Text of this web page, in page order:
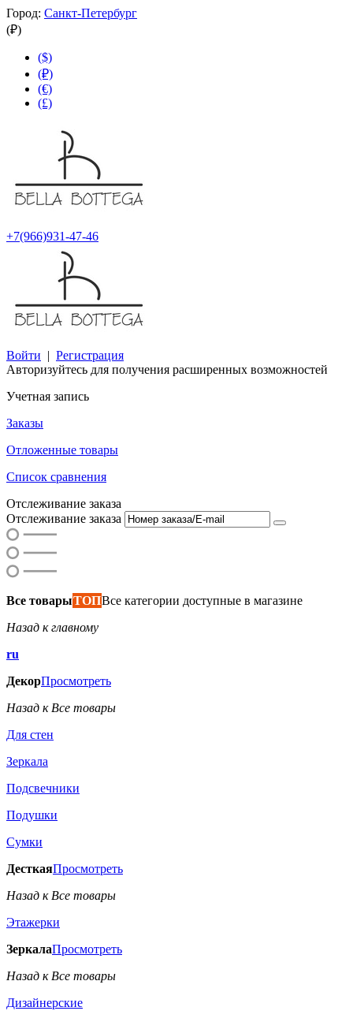
Город: Санкт-Петербург
(₽)
($)
(₽)
(€)
(£)
+7(966)931-47-46
Войти | Регистрация
Авторизуйтесь для получения расширенных возможностей
Учетная запись
Заказы
Отложенные товары
Список сравнения
Отслеживание заказа
Отслеживание заказа
Все товарыТОПВсе категории доступные в магазине
Назад к главному
ru
ДекорПросмотреть
Назад к Все товары
Для стен
Зеркала
Подсвечники
Подушки
Сумки
ДесткаяПросмотреть
Назад к Все товары
Этажерки
ЗеркалаПросмотреть
Назад к Все товары
Дизайнерские